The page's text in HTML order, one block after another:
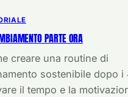
PARTE ORA
creare una routine di
sostenibile dopo i
il tempo e la